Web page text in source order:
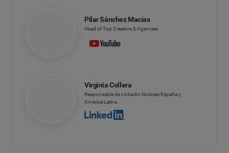
Pilar Sánchez Macías
Head of Top Creators & Agencies
Virginia Collera
Responsable de LinkedIn Noticias España y
América Latina